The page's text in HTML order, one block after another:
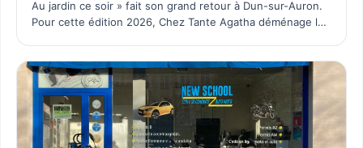
Au jardin ce soir » fait son grand retour à Dun-sur-Auron.
Pour cette édition 2026, Chez Tante Agatha déménage le